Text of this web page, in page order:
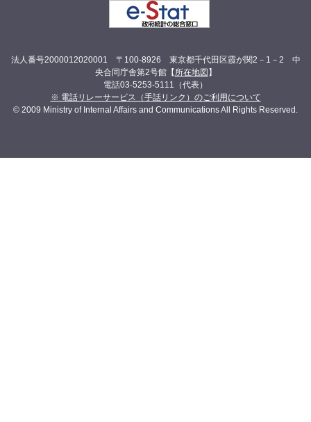
法人番号2000012020001 〒100-8926 東京都千代田区霞が関2－1－2 中
央合同庁舎第2号館【 所在地図 】
電話03-5253-5111（代表）
※ 電話リレーサービス（手話リンク）のご利用について
© 2009 Ministry of Internal Affairs and Communications All Rights Reserved.